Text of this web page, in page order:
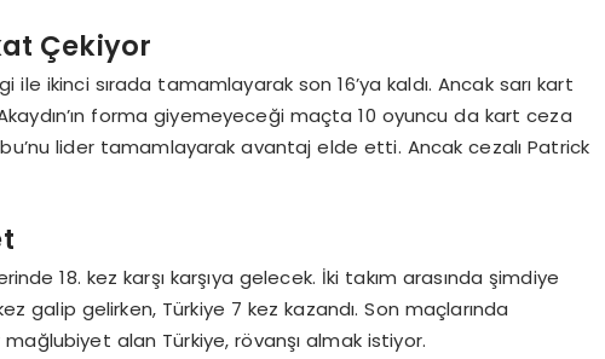
Çekiyor
ile ikinci sırada tamamlayarak son 16’ya kaldı. Ancak sarı kart
forma giyemeyeceği maçta 10 oyuncu da kart ceza
lider tamamlayarak avantaj elde etti. Ancak cezalı Patrick
18. kez karşı karşıya gelecek. İki takım arasında şimdiye
galip gelirken, Türkiye 7 kez kazandı. Son maçlarında
mağlubiyet alan Türkiye, rövanşı almak istiyor.